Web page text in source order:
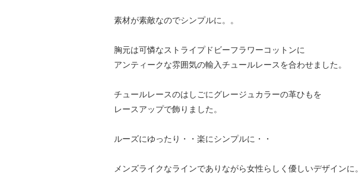
素材が素敵なのでシンプルに。。
胸元は可憐なストライプドビーフラワーコットンに
アンティークな雰囲気の輸入チュールレースを合わせました。
チュールレースのはしごにグレージュカラーの革ひもを
レースアップで飾りました。
ルーズにゆったり・・楽にシンプルに・・
メンズライクなラインでありながら女性らしく優しいデザインに。